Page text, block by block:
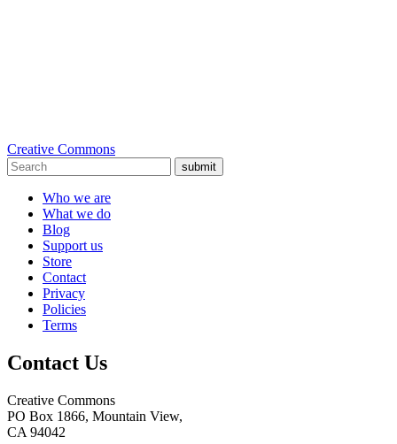
Creative Commons
submit
Who we are
What we do
Blog
Support us
Store
Contact
Privacy
Policies
Terms
Contact Us
Creative Commons
PO Box 1866, Mountain View,
CA 94042